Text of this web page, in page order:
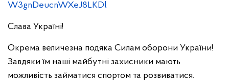
W3gnDeucnWXeJ8LKDl
Слава Україні!
Окрема величезна подяка Силам оборони України!
Завдяки їм наші майбутні захисники мають
можливість займатися спортом та розвиватися.